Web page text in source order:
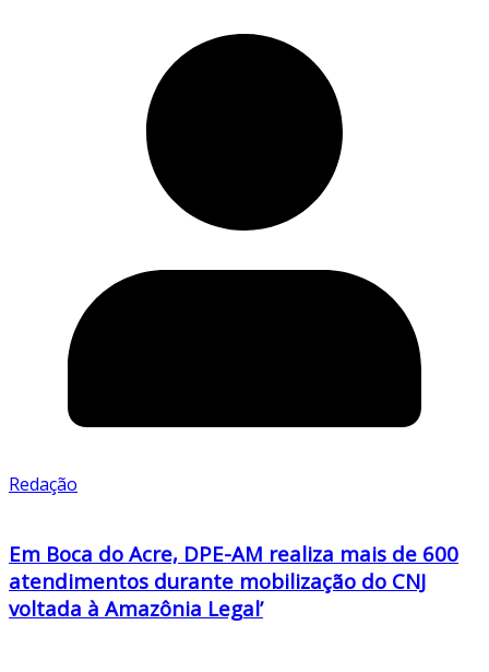
Redação
Em Boca do Acre, DPE-AM realiza mais de 600
atendimentos durante mobilização do CNJ
voltada à Amazônia Legal’